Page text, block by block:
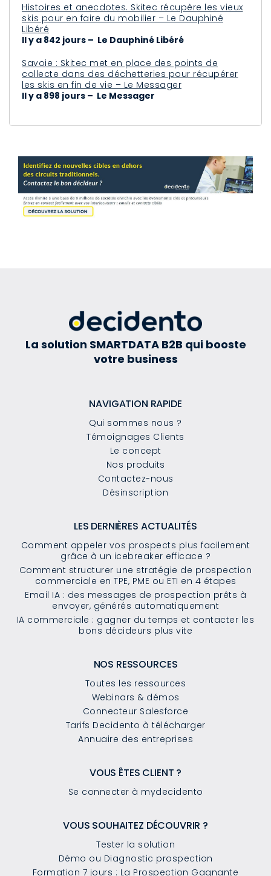
Histoires et anecdotes. Skitec récupère les vieux
skis pour en faire du mobilier – Le Dauphiné
Libéré
Il y a 842 jours – Le Dauphiné Libéré
Savoie : Skitec met en place des points de
collecte dans des déchetteries pour récupérer
les skis en fin de vie – Le Messager
Il y a 898 jours – Le Messager
La solution SMARTDATA B2B qui booste
votre business
NAVIGATION RAPIDE
Qui sommes nous ?
Témoignages Clients
Le concept
Nos produits
Contactez-nous
Désinscription
LES DERNIÈRES ACTUALITÉS
Comment appeler vos prospects plus facilement
grâce à un icebreaker efficace ?
Comment structurer une stratégie de prospection
commerciale en TPE, PME ou ETI en 4 étapes
Email IA : des messages de prospection prêts à
envoyer, générés automatiquement
IA commerciale : gagner du temps et contacter les
bons décideurs plus vite
NOS RESSOURCES
Toutes les ressources
Webinars & démos
Connecteur Salesforce
Tarifs Decidento à télécharger
Annuaire des entreprises
VOUS ÊTES CLIENT ?
Se connecter à mydecidento
VOUS SOUHAITEZ DÉCOUVRIR ?
Tester la solution
Démo ou Diagnostic prospection
Formation 7 jours : La Prospection Gagnante